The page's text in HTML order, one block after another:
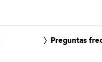
Preguntas